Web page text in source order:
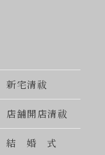
新宅清祓
店舗開店清祓
結 婚 式